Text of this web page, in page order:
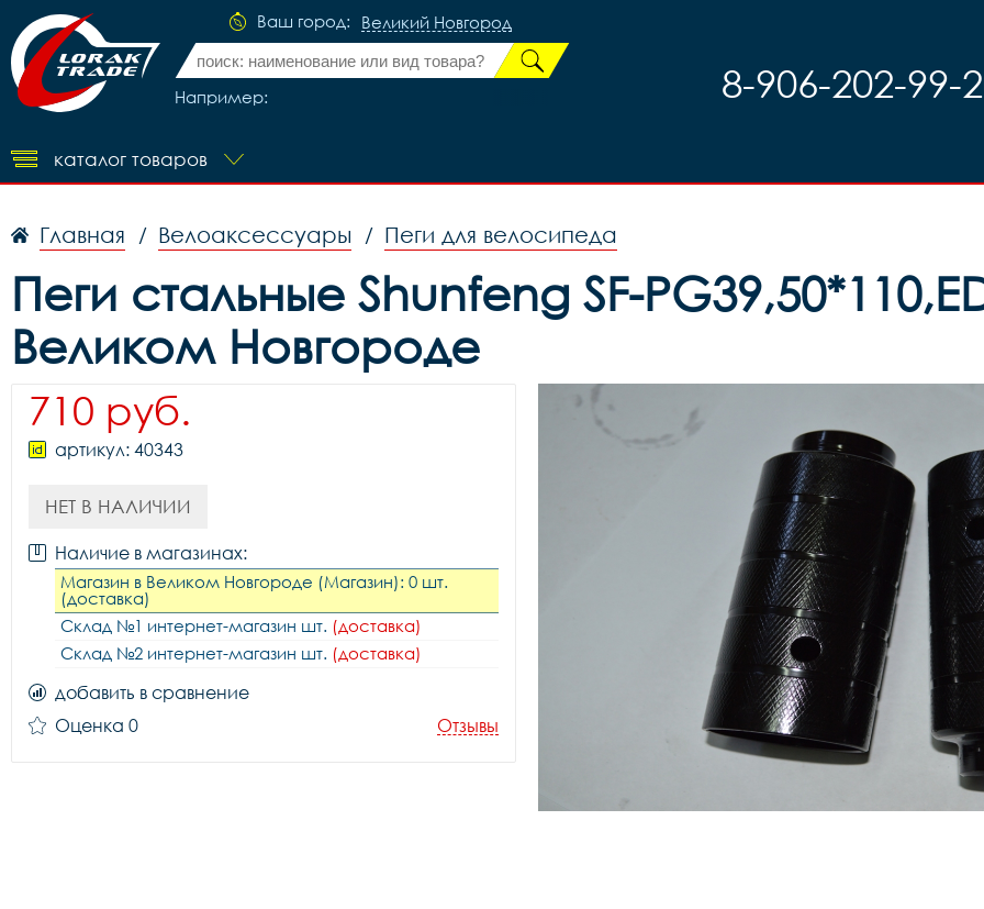
Ваш город: Великий Новгород
Например: 8-906-202-99-
каталог товаров
Главная / Велоаксессуары / Пеги для велосипеда
Пеги стальные Shunfeng SF-
Великом Новгороде
710 руб.
артикул: 40343
НЕТ В НАЛИЧИИ
Наличие в магазинах:
Магазин в Великом Новгороде (Магазин): 0 шт.
(доставка)
Склад №1 интернет-магазин шт. (доставка)
Склад №2 интернет-магазин шт. (доставка)
добавить в сравнение
Оценка 0
Отзывы